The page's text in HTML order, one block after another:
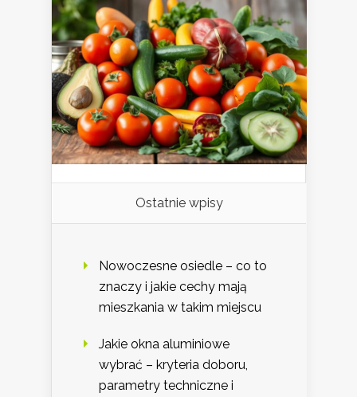
Ostatnie wpisy
Nowoczesne osiedle – co to
znaczy i jakie cechy mają
mieszkania w takim miejscu
Jakie okna aluminiowe
wybrać – kryteria doboru,
parametry techniczne i